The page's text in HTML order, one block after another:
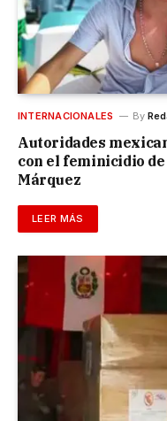
INTERNACIONALES By
Autoridades
con el feminicidio
Márquez
LEER MÁS